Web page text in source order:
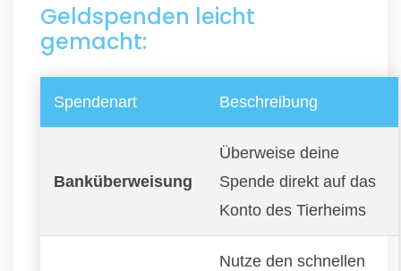
Geldspenden leicht
gemacht:
Spendenart Beschreibung
Banküberweisung
Überweise deine
Spende direkt auf das
Konto des Tierheims
Nutze den schnellen